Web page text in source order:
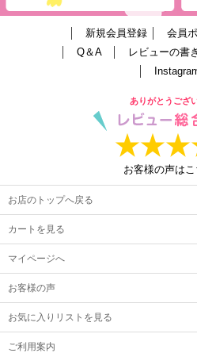
新規会員登録│ 会員
Q＆A│ レビューの書
ありがとうござ
お客様の声は
お店のトップへ戻る
カートを見る
マイページへ
お客様の声
お気に入りリストを見る
ご利用案内